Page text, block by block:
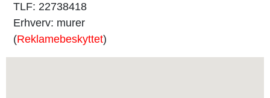
TLF: 22738418
Erhverv: murer
(Reklamebeskyttet)